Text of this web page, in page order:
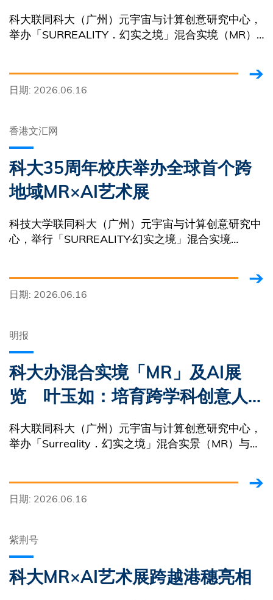
× AI数码艺术跨城市展览 以创新
科技推动文化流动 促进国际交流
科大联同科大（广州）元宇宙与计算创意研究中心，
举办「SURREALITY．幻实之境」混合实境（MR）×
日期: 2026.06.16
香港文汇网
科大35周年校庆举办全球首个跨
地域MR×AI艺术展
科技大学联同科大（广州）元宇宙与计算创意研究中
心，举行「SURREALITY·幻实之境」混合实境
日期: 2026.06.16
明报
科大办混合实境「MR」及AI展
览 叶玉如：培育跨学科创意人
才
科大联同科大（广州）元宇宙与计算创意研究中心，
举办「Surreality．幻实之境」混合实景（MR）与人
日期: 2026.06.16
紫荆号
科大MR×AI艺术展跨越港穗亮相